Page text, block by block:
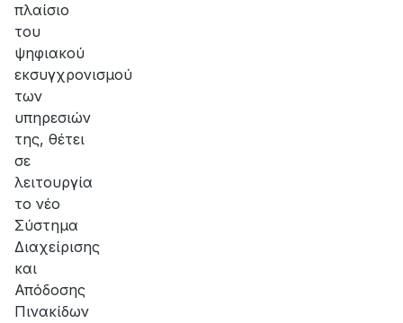
πλαίσιο
του
ψηφιακού
εκσυγχρονισμού
των
υπηρεσιών
της, θέτει
σε
λειτουργία
το νέο
Σύστημα
Διαχείρισης
και
Απόδοσης
Πινακίδων